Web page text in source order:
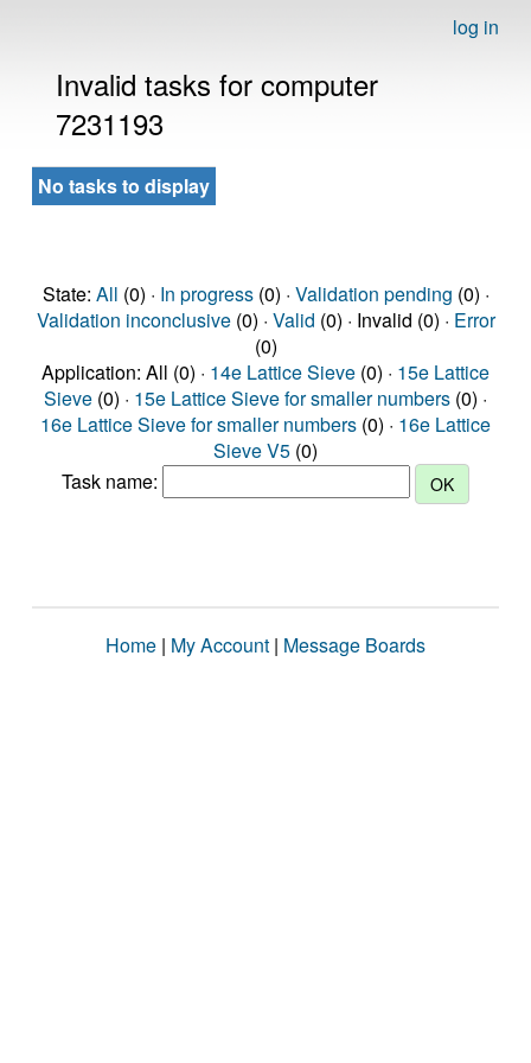
log in
Invalid tasks for computer
7231193
No tasks to display
State: All (0) · In progress(0) · Validation pending (0) ·
Validation inconclusive(0) · Valid (0) · Invalid (0) · Error
(0)
Application: All (0) · 14e Lattice Sieve (0) · 15e Lattice
Sieve (0) · 15e Lattice Sieve for smaller numbers (0) ·
16e Lattice Sieve for smaller numbers (0) · 16e Lattice
Sieve V5 (0)
Task name:
Home | My Account | Message Boards